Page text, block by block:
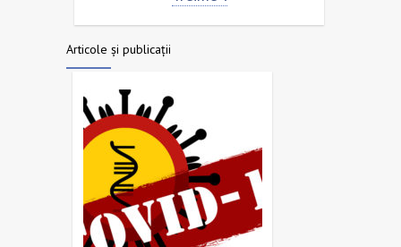
Articole și publicații